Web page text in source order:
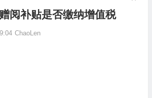
阅补贴是否缴纳增值税
ChaoLen